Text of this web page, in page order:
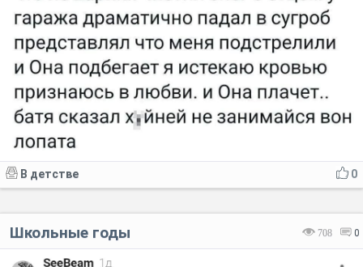
0
В детстве
708 0
Школьные годы